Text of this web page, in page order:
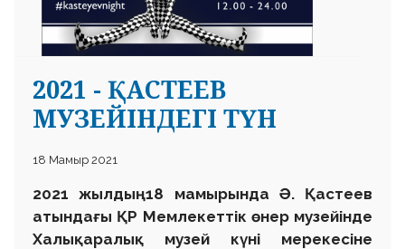
2021 - ҚАСТЕЕВ
МУЗЕЙІНДЕГІ ТҮН
18 Мамыр 2021
2021 жылдың 18 мамырында Ә. Қастеев
атындағы ҚР Мемлекеттік өнер музейінде
Халықаралық музей күні мерекесіне